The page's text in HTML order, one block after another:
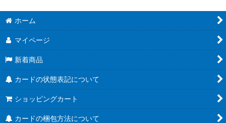
ホーム
マイページ
新着商品
カードの状態表記について
ショッピングカート
カードの梱包方法について